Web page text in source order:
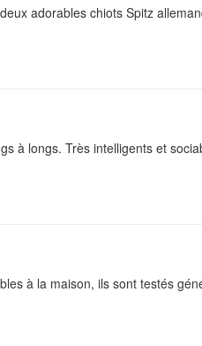
adorables chiots Spitz
à longs. Très intelligents et
à la maison, ils sont testés